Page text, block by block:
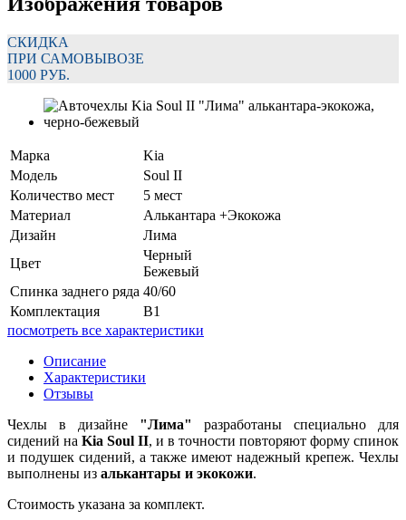
СКИДКА
ПРИ САМОВЫВОЗЕ
1000 РУБ.
Марка
Kia
Модель
Soul II
Количество мест
5 мест
Материал
Алькантара +Экокожа
Дизайн
Лима
Цвет
Черный
Бежевый
Спинка заднего ряда 40/60
Комплектация
В1
посмотреть все характеристики
Описание
Характеристики
Отзывы
Чехлы в дизайне "Лима"
разработаны специально для
сидений на Kia Soul II, и в точности повторяют форму спинок
и подушек сидений, а также имеют надежный крепеж. Чехлы
выполнены из алькантары и экокожи.
Стоимость указана за комплект.